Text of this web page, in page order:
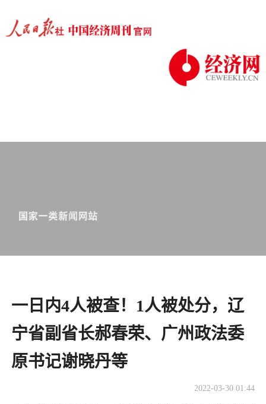
一日内4人被查！1人被处分，辽
宁省副省长郝春荣、广州政法委
原书记谢晓丹等
2022-03-30 01:44